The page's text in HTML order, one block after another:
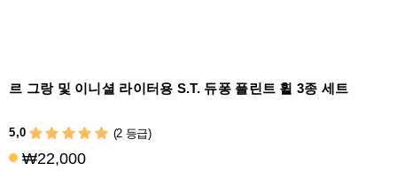
르 그랑 및 이니셜 라이터용 S.T. 듀퐁 플린트 휠 3종 세트
5,0 (2 등급)
₩22,000